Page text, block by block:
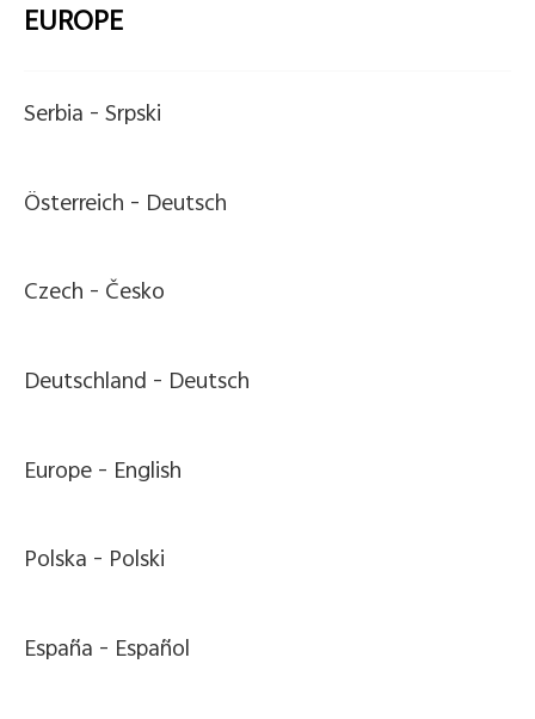
EUROPE
Serbia -Srpski
Österreich - Deutsch
Czech - Česko
Deutschland - Deutsch
Europe - English
Polska - Polski
España - Español